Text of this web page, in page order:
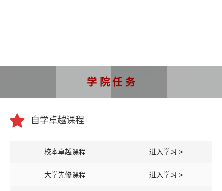
学 院 任 务
自学卓越课程
校本卓越课程 进入学习 >
大学先修课程 进入学习 >